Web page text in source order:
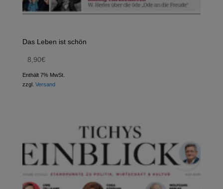
Das Leben ist schön
8,90€
Enthält 7% MwSt.
zzgl. Versand